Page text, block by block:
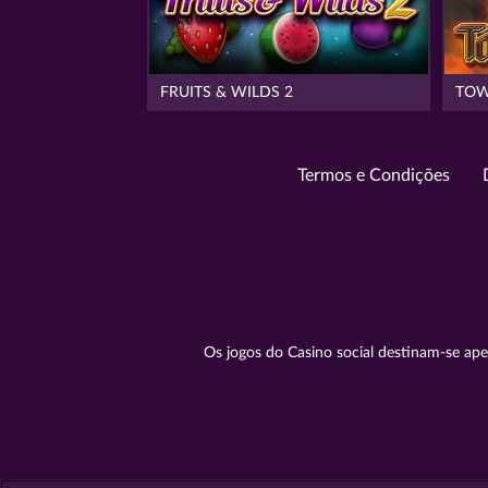
FRUITS & WILDS 2
Termos e Condições
Os jogos do Casino social destinam-se